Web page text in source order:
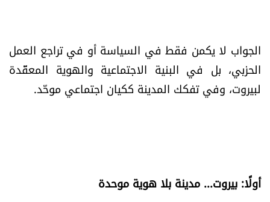
ثقافة وفنون
فصل من كتاب
سجالات
الجواب لا يكمن فقط في السياسة أو في تراجع العمل
الحزبي، بل في البنية الاجتماعية والهوية المعقّدة
لبيروت، وفي تفكك المدينة ككيان اجتماعي موحّد.
أولًا: بيروت... مدينة بلا هوية موحدة